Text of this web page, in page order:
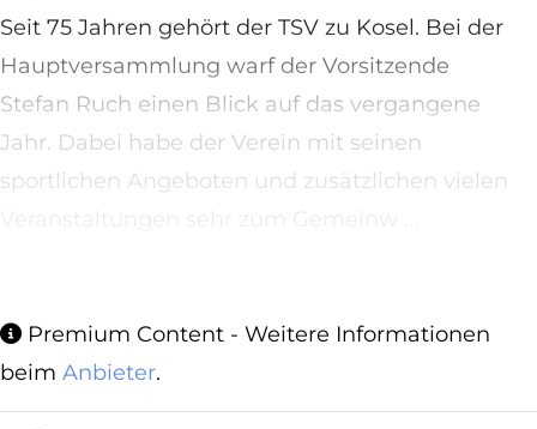
Seit 75 Jahren gehört der TSV zu Kosel. Bei der
Hauptversammlung warf der Vorsitzende
Stefan Ruch einen Blick auf das vergangene
Jahr. Dabei habe der Verein mit seinen
sportlichen Angeboten und zusätzlichen vielen
Premium Content - Weitere Informationen
beim Anbieter.